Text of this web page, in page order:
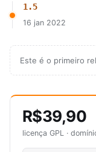
1.5
16 jan 2022
Este é o primeiro
R$39,90
licença GPL ·